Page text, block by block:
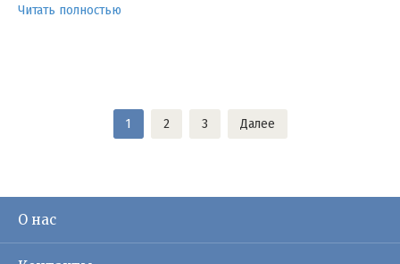
Читать полностью
1 2 3 Далее
О нас